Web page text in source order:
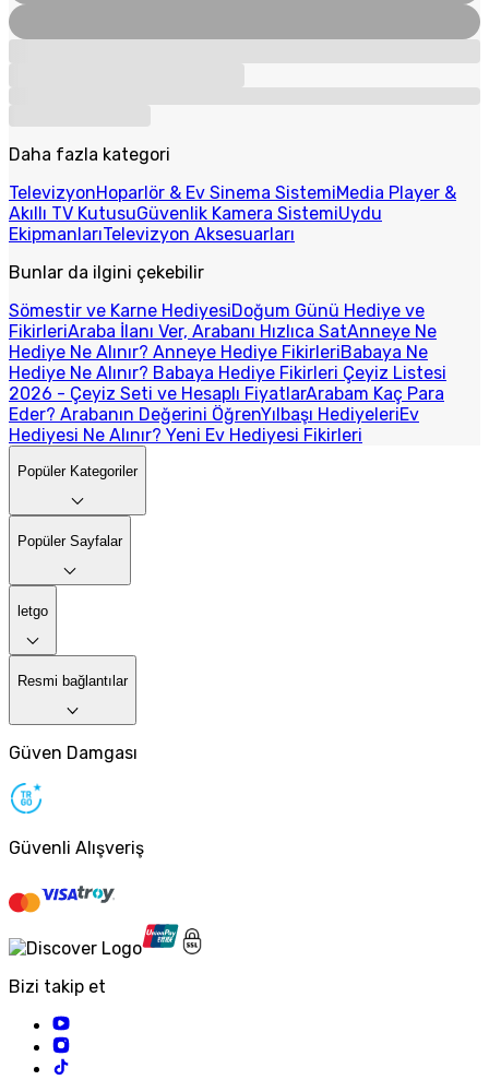
Daha fazla kategori
TelevizyonHoparlör & Ev Sinema SistemiMedia Player &
Akıllı TV KutusuGüvenlik Kamera SistemiUydu
EkipmanlarıTelevizyon Aksesuarları
Bunlar da ilgini çekebilir
Sömestir ve Karne HediyesiDoğum Günü Hediye ve
FikirleriAraba İlanı Ver, Arabanı Hızlıca SatAnneye Ne
Hediye Ne Alınır? Anneye Hediye FikirleriBabaya Ne
Hediye Ne Alınır? Babaya Hediye Fikirleri Çeyiz Listesi
2026 - Çeyiz Seti ve Hesaplı FiyatlarArabam Kaç Para
Eder? Arabanın Değerini ÖğrenYılbaşı HediyeleriEv
Hediyesi Ne Alınır? Yeni Ev Hediyesi Fikirleri
Popüler Kategoriler
Popüler Sayfalar
letgo
Resmi bağlantılar
Güven Damgası
Güvenli Alışveriş
Bizi takip et